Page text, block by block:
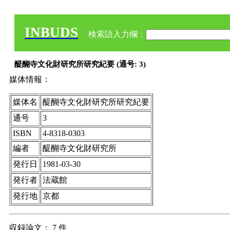
INBUDS 検索語入力欄：
醍醐寺文化財研究所研究紀要 (通号: 3)
媒体情報：
媒体名
醍醐寺文化財研究所研究紀要
通号
3
ISBN
4-8318-0303
編者
醍醐寺文化財研究所
発行日
1981-03-30
発行者 法蔵館
発行地 京都
収録論文： 7 件